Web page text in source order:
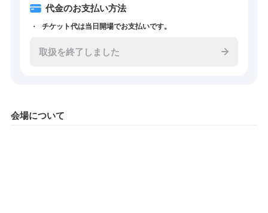
代金のお支払い方法
チケット代は当日開場でお支払いです。
取扱を終了しました
会場について